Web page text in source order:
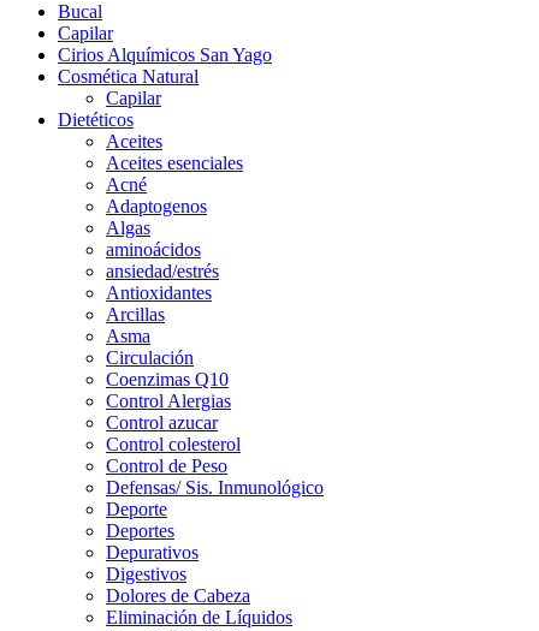
Bucal
Capilar
Cirios Alquímicos San Yago
Cosmética Natural
Capilar
Dietéticos
Aceites
Aceites esenciales
Acné
Adaptogenos
Algas
aminoácidos
ansiedad/estrés
Antioxidantes
Arcillas
Asma
Circulación
Coenzimas Q10
Control Alergias
Control azucar
Control colesterol
Control de Peso
Defensas/ Sis. Inmunológico
Deporte
Deportes
Depurativos
Digestivos
Dolores de Cabeza
Eliminación de Líquidos